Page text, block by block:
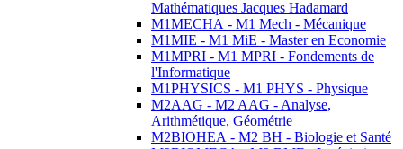
Mathématiques Jacques Hadamard
M1MECHA - M1 Mech - Mécanique
M1MIE - M1 MiE - Master en Economie
M1MPRI - M1 MPRI - Fondements de
l'Informatique
M1PHYSICS - M1 PHYS - Physique
M2AAG - M2 AAG - Analyse,
Arithmétique, Géométrie
M2BIOHEA - M2 BH - Biologie et Santé